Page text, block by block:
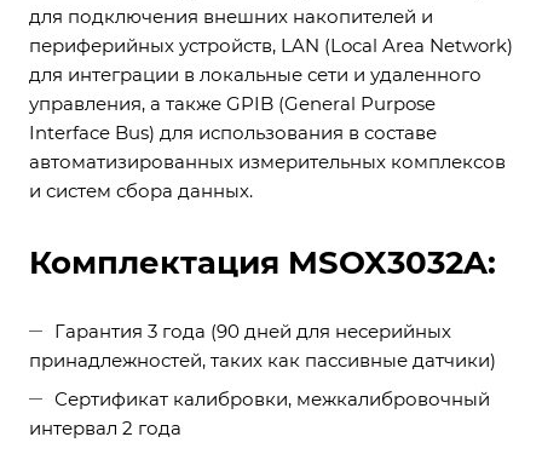
для подключения внешних накопителей и
периферийных устройств, LAN (Local Area Network)
для интеграции в локальные сети и удаленного
управления, а также GPIB (General Purpose
Interface Bus) для использования в составе
автоматизированных измерительных комплексов
и систем сбора данных.
Комплектация MSOX3032A:
Гарантия 3 года (90 дней для несерийных
принадлежностей, таких как пассивные датчики)
Сертификат калибровки, межкалибровочный
интервал 2 года